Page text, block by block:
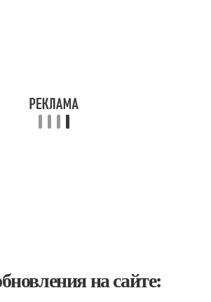
на сайте: